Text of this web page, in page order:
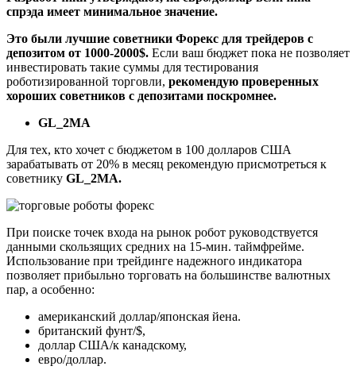
спрэда имеет минимальное значение.
Это были лучшие советники Форекс для трейдеров с
депозитом от 1000-2000$. Если ваш бюджет пока не позволяет
инвестировать такие суммы для тестирования
роботизированной торговли, рекомендую проверенных
хороших советников с депозитами поскромнее.
GL_2MA
Для тех, кто хочет с бюджетом в 100 долларов США
зарабатывать от 20% в месяц рекомендую присмотреться к
советнику GL_2MA.
При поиске точек входа на рынок робот руководствуется
данными скользящих средних на 15-мин. таймфрейме.
Использование при трейдинге надежного индикатора
позволяет прибыльно торговать на большинстве валютных
пар, а особенно:
американский доллар/японская йена.
британский фунт/$,
доллар США/к канадскому,
евро/доллар.